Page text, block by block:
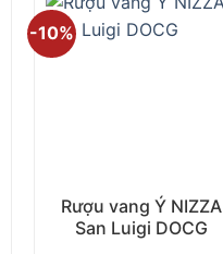
-10%
Rượu vang Ý NIZZA
San Luigi DOCG